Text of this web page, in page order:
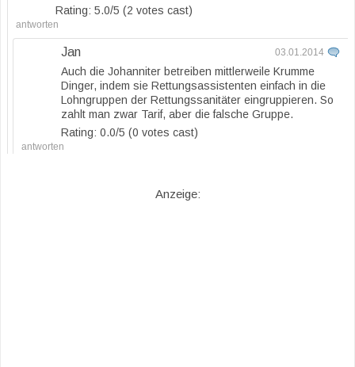
Rating: 5.0/5 (2 votes cast)
antworten
Jan 03.01.2014
Auch die Johanniter betreiben mittlerweile Krumme
Dinger, indem sie Rettungsassistenten einfach in die
Lohngruppen der Rettungssanitäter eingruppieren. So
zahlt man zwar Tarif, aber die falsche Gruppe.
Rating: 0.0/5 (0 votes cast)
antworten
Anzeige: